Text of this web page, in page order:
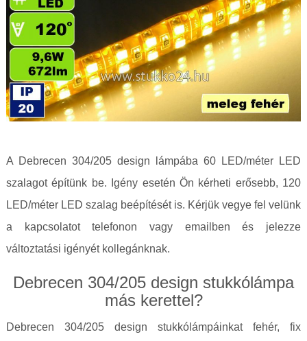
A Debrecen 304/205 design lámpába 60 LED/méter LED
szalagot építünk be. Igény esetén Ön kérheti erősebb, 120
LED/méter LED szalag beépítését is. Kérjük vegye fel velünk
a kapcsolatot telefonon vagy emailben és jelezze
változtatási igényét kollegánknak.
Debrecen 304/205 design stukkólámpa
más kerettel?
Debrecen 304/205 design stukkólámpáinkat fehér, fix